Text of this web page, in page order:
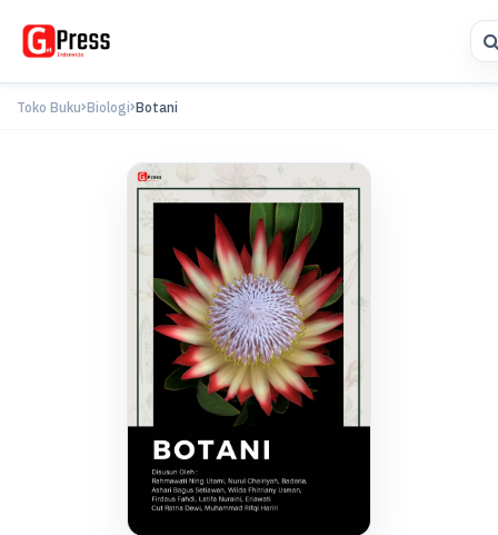
Toko Buku Biologi Botani